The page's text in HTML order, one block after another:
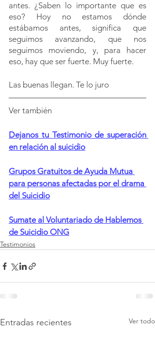
antes. ¿Saben lo importante que es
eso? Hoy no estamos dónde
estábamos antes, significa que
seguimos avanzando, que nos
seguimos moviendo, y, para hacer
eso, hay que ser fuerte. Muy fuerte.
Las buenas llegan. Te lo juro
Ver también
Dejanos tu Testimonio de superación
en relación al suicidio
Grupos Gratuitos de Ayuda Mutua
para personas afectadas por el drama
del Suicidio
Sumate al Voluntariado de Hablemos
de Suicidio ONG
Testimonios
Entradas recientes Ver todo